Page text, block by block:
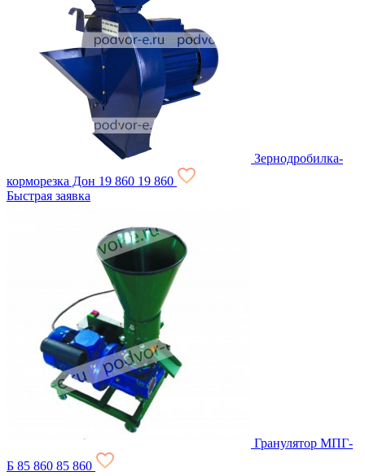
Зернодробилка-
корморезка Дон 19 860 19 860
Быстрая заявка
Гранулятор МПГ-
Б 85 860 85 860